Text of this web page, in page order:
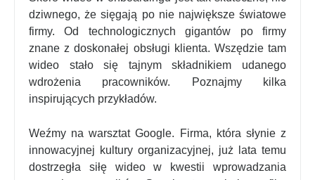
dziwnego, że sięgają po nie największe światowe
firmy. Od technologicznych gigantów po firmy
znane z doskonałej obsługi klienta. Wszędzie tam
wideo stało się tajnym składnikiem udanego
wdrożenia pracowników. Poznajmy kilka
inspirujących przykładów.
Weźmy na warsztat Google. Firma, która słynie z
innowacyjnej kultury organizacyjnej, już lata temu
dostrzegła siłę wideo w kwestii wprowadzania